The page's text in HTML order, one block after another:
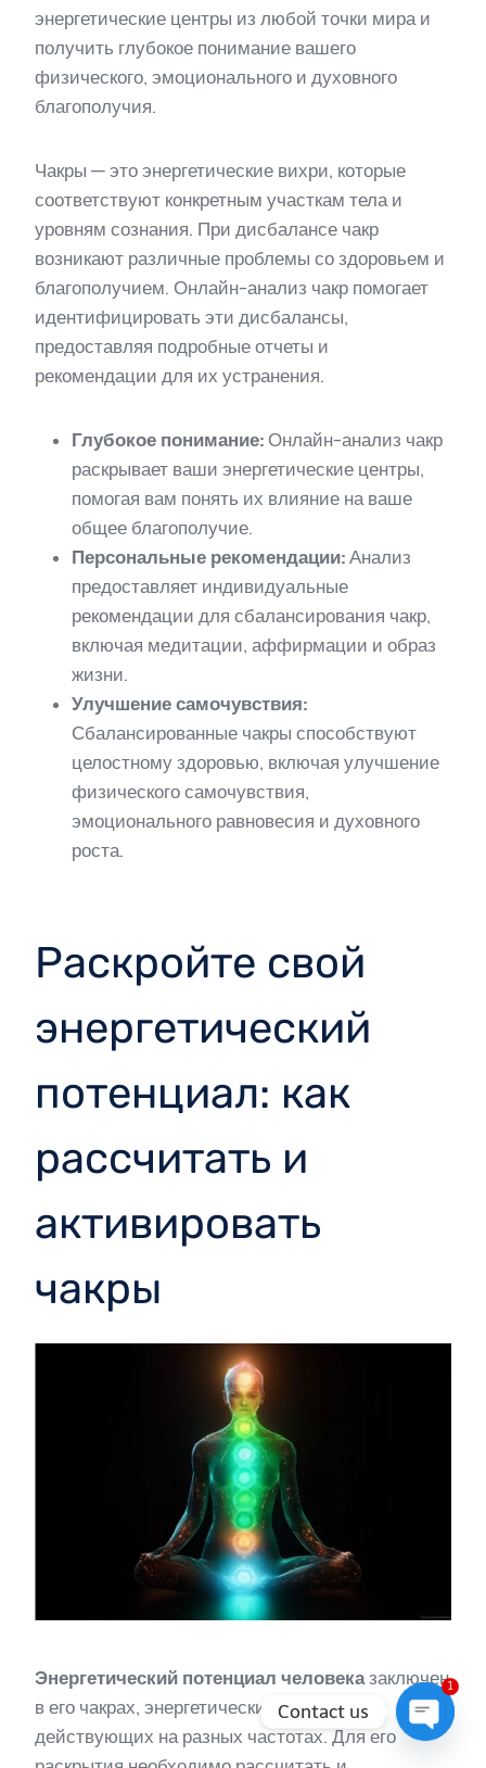
энергетические центры из любой точки мира и
получить глубокое понимание вашего
физического, эмоционального и духовного
благополучия.
Чакры — это энергетические вихри, которые
соответствуют конкретным участкам тела и
уровням сознания. При дисбалансе чакр
возникают различные проблемы со здоровьем и
благополучием. Онлайн-анализ чакр помогает
идентифицировать эти дисбалансы,
предоставляя подробные отчеты и
рекомендации для их устранения.
Глубокое понимание: Онлайн-анализ чакр
раскрывает ваши энергетические центры,
помогая вам понять их влияние на ваше
общее благополучие.
Персональные рекомендации: Анализ
предоставляет индивидуальные
рекомендации для сбалансирования чакр,
включая медитации, аффирмации и образ
жизни.
Улучшение самочувствия:
Сбалансированные чакры способствуют
целостному здоровью, включая улучшение
физического самочувствия,
эмоционального равновесия и духовного
роста.
Раскройте свой
энергетический
потенциал: как
рассчитать и
активировать
чакры
Энергетический потенциал человеказаключен
в его чакрах, энергетических центрах,
действующих на разных частотах. Для его
Contact us
1